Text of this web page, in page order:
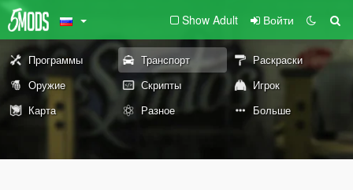
Show Adult Войти
Программы Транспорт
Раскраски
Оружие
Скрипты
Игрок
Карта
Разное Больше